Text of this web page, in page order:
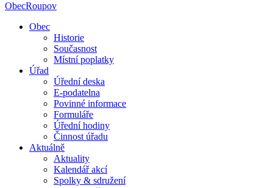
ObecRoupov
Obec
Historie
Současnost
Místní poplatky
Úřad
Úřední deska
E-podatelna
Povinné informace
Formuláře
Úřední hodiny
Činnost úřadu
Aktuálně
Aktuality
Kalendář akcí
Spolky & sdružení